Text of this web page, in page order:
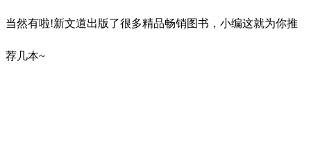
当然有啦!新文道出版了很多精品畅销图书，小编这就为你推
荐几本~